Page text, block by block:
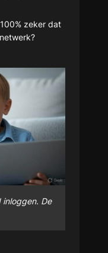
zeker dat
inloggen. De